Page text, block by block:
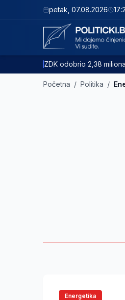
petak 07.08.2026
ZDK odobrio 2,38
Početna / Politika /
Energetika